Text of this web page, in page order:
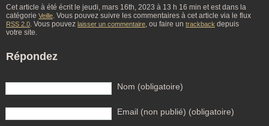
Cet article à été écrit le jeudi, mars 16th, 2023 à 13 h 16 min et est dans la
catégorie Veille. Vous pouvez suivre les commentaires à cet article via le flux
RSS 2.0. Vous pouvez laisser un commentaire, ou faire un trackback depuis
votre site.
Répondez
Nom (obligatoire)
Email (non publié) (obligatoire)